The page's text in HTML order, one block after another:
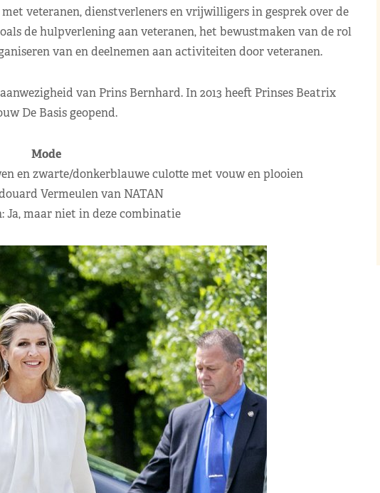
veteranen, dienstverleners en vrijwilligers in gesprek over de
de hulpverlening aan veteranen, het bewustmaken van de rol
van en deelnemen aan activiteiten door veteranen.
van Prins Bernhard. In 2013 heeft Prinses Beatrix
De Basis geopend.
Mode
en zwarte/donkerblauwe culotte met vouw en plooien
Vermeulen van NATAN
Ja, maar niet in deze combinatie